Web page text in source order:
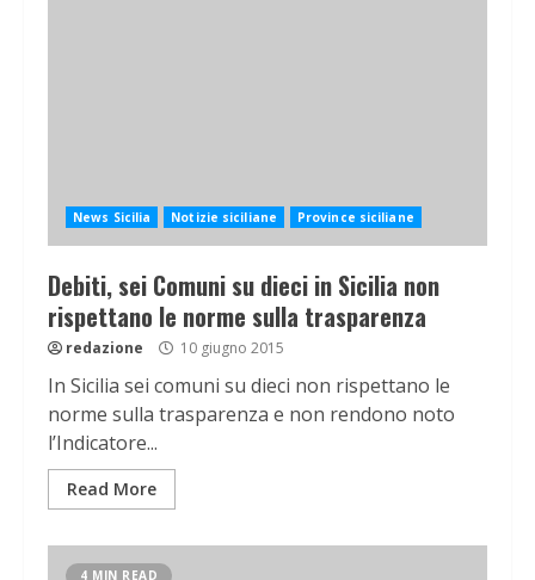
News Sicilia Notizie siciliane Province siciliane
Debiti, sei Comuni su dieci in Sicilia non
rispettano le norme sulla trasparenza
redazione 10 giugno 2015
In Sicilia sei comuni su dieci non rispettano le
norme sulla trasparenza e non rendono noto
l’Indicatore...
Read More
4 MIN READ